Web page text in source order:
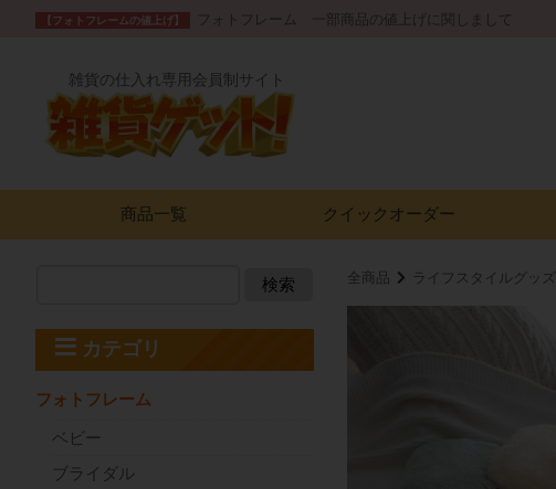
【フォトフレームの値上げ】 フォトフレーム 一部商品の値上げに関しまして
雑貨の仕入れ専用会員制サイト
商品一覧 クイック オーダー
全商品 ライフスタイルグッズ
検索
カテゴリ
フォトフレーム
ベビー
ブライダル